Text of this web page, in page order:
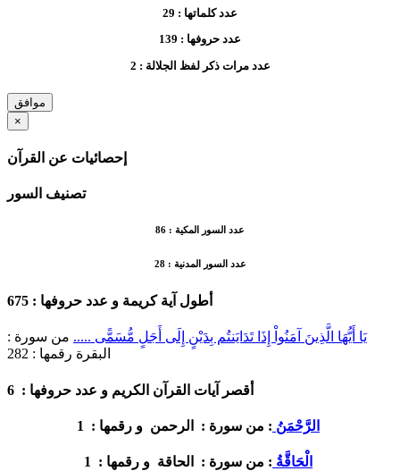
عدد كلماتها : 29
عدد حروفها : 139
عدد مرات ذكر لفظ الجلالة : 2
موافق
×
إحصائيات عن القرآن
تصنيف السور
عدد السور المكية : 86
عدد السور المدنية :28
أطول آية كريمة و عدد حروفها : 675
يَا أَيُّهَا الَّذِينَ آمَنُواْ إِذَا تَدَايَنتُم بِدَيْنٍ إِلَى أَجَلٍ مُّسَمًّى ..... من سورة :
البقرة رقمها : 282
أقصر آيات القرآن الكريم و عدد حروفها :
الرَّحْمَنُ : من سورة : الرحمن و رقمها :
الْحَاقَّةُ : من سورة : الحاقة و رقمها :